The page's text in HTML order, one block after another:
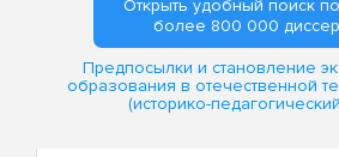
Открыть удобный поиск
более 800 000
Предпосылки и становление
образования в отечественной
(историко-